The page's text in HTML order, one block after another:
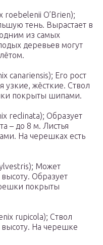
O’Brien);
тень. Вырастает в
из самых
деревьев могут
canariensis); Его рост
узкие, жёсткие. Ствол
покрыты шипами.
reclinata); Образует
– до 8 м. Листья
На черешках есть
Может
Образует
покрыты
rupicola); Ствол
На черешке